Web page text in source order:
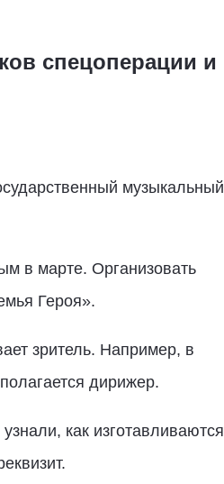
спецоперации и
музыкальный
в марте. Организовать
Героя».
зритель. Например, в
дирижер.
как изготавливаются